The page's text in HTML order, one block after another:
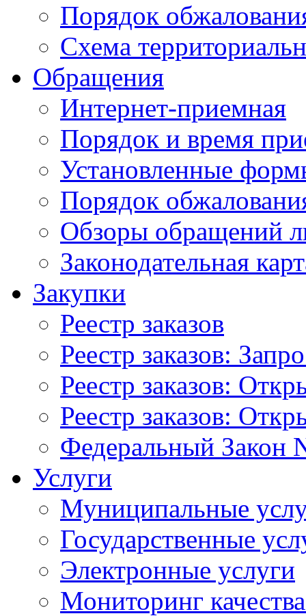
Порядок
Схема
Обращения
Интернет-приемная
Порядок и время
Установленные
Порядок
Обзоры обращений
Законодательная
Закупки
Реестр заказов
Реестр заказов:
Реестр заказов:
Реестр заказов:
Федеральный Закон
Услуги
Муниципальные
Государственные
Электронные услуги
Мониторинг